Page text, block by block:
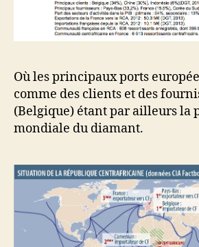
Où les principaux ports
comme des clients et des
(Belgique) étant par ailleurs la
mondiale du diamant.